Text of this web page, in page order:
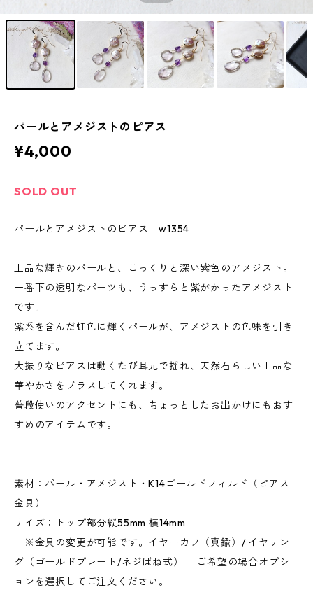
パールとアメジストのピアス
¥4,000
SOLD OUT
パールとアメジストのピアス w1354
上品な輝きのパールと、こっくりと深い紫色のアメジスト。
一番下の透明なパーツも、うっすらと紫がかったアメジスト
です。
紫系を含んだ虹色に輝くパールが、アメジストの色味を引き
立てます。
大振りなピアスは動くたび耳元で揺れ、天然石らしい上品な
華やかさをプラスしてくれます。
普段使いのアクセントにも、ちょっとしたお出かけにもおす
すめのアイテムです。
素材：パール・アメジスト・K14ゴールドフィルド（ピアス
金具）
サイズ：トップ部分縦55mm 横14mm
※金具の変更が可能です。イヤーカフ（真鍮）/ イヤリン
グ（ゴールドプレート/ネジばね式） ご希望の場合オプシ
ョンを選択してご注文ください。